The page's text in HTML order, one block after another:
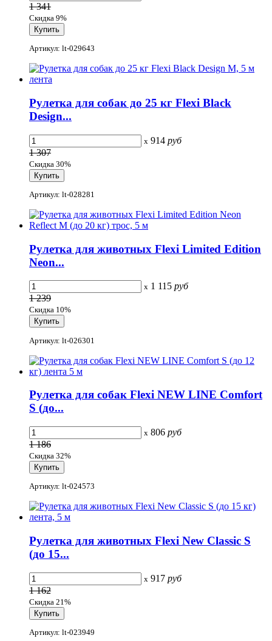
1 341
Скидка 9%
Артикул: lt-029643
Рулетка для собак до 25 кг Flexi Black
Design...
x 914 руб
1 307
Скидка 30%
Артикул: lt-028281
Рулетка для животных Flexi Limited Edition
Neon...
x 1 115 руб
1 239
Скидка 10%
Артикул: lt-026301
Рулетка для собак Flexi NEW LINE Comfort
S (до...
x 806 руб
1 186
Скидка 32%
Артикул: lt-024573
Рулетка для животных Flexi New Classic S
(до 15...
x 917 руб
1 162
Скидка 21%
Артикул: lt-023949